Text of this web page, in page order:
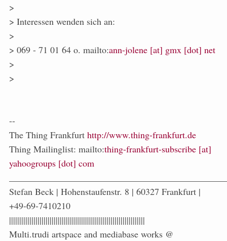
>
> Interessen wenden sich an:
>
> 069 - 71 01 64 o. mailto:ann-jolene [at] gmx [dot] net
>
>
--
The Thing Frankfurt http://www.thing-frankfurt.de
Thing Mailinglist: mailto:thing-frankfurt-subscribe [at]
yahoogroups [dot] com
Stefan Beck | Hohenstaufenstr. 8 | 60327 Frankfurt |
+49-69-7410210
|||||||||||||||||||||||||||||||||||||||||||||||||||||||||||||||||||
Multi.trudi artspace and mediabase works @